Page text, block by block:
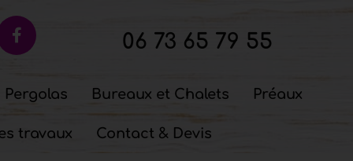
06 73 65 79 55
Pergolas Bureaux et Chalets Préaux
travaux Contact & Devis